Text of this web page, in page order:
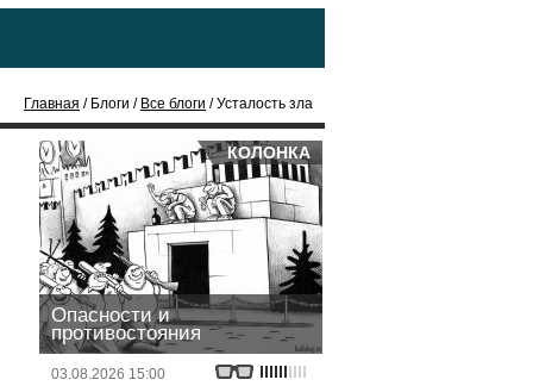
Главная / Блоги / Все блоги / Усталость зла
КОЛОНКА
Опасности и
противостояния
03.08.2026 15:00